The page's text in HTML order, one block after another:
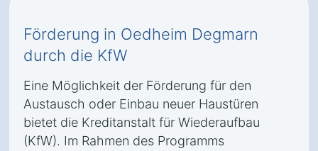
Förderung in Oedheim Degmarn
durch die KfW
Eine Möglichkeit der Förderung für den
Austausch oder Einbau neuer Haustüren
bietet die Kreditanstalt für Wiederaufbau
(KfW). Im Rahmen des Programms